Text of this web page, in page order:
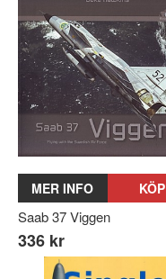
MER INFO KÖP
Saab 37 Viggen
336 kr